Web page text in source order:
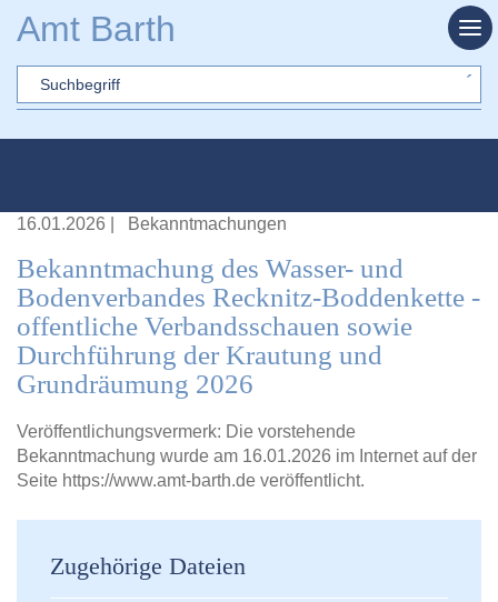
Amt Barth
Sword
16.01.2026 Bekanntmachungen
Bekanntmachung des Wasser- und
Bodenverbandes Recknitz-Boddenkette -
offentliche Verbandsschauen sowie
Durchführung der Krautung und
Grundräumung 2026
Veröffentlichungsvermerk: Die vorstehende
Bekanntmachung wurde am 16.01.2026 im Internet auf der
Seite https://www.amt-barth.de veröffentlicht.
Zugehörige Dateien